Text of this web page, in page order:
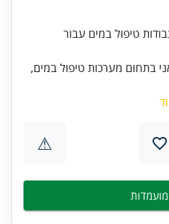
טיפול במים עבור
בתחום מערכות טיפול במים,
⚠